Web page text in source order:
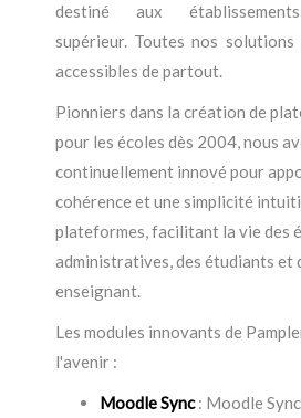
destiné aux
supérieur. Toutes nos
accessibles de partout.
Pionniers dans la création de
pour les écoles dès 2004, nous
continuellement innové pour
cohérence et une simplicité
plateformes, facilitant la vie des
administratives, des étudiants et
enseignant.
Les modules innovants de
l'avenir :
Moodle Sync: Moodle